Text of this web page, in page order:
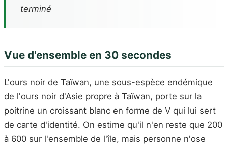
terminé
Vue d'ensemble en 30 secondes
L'ours noir de Taïwan, une sous-espèce endémique
de l'ours noir d'Asie propre à Taïwan, porte sur la
poitrine un croissant blanc en forme de V qui lui sert
de carte d'identité. On estime qu'il n'en reste que 200
à 600 sur l'ensemble de l'île, mais personne n'ose